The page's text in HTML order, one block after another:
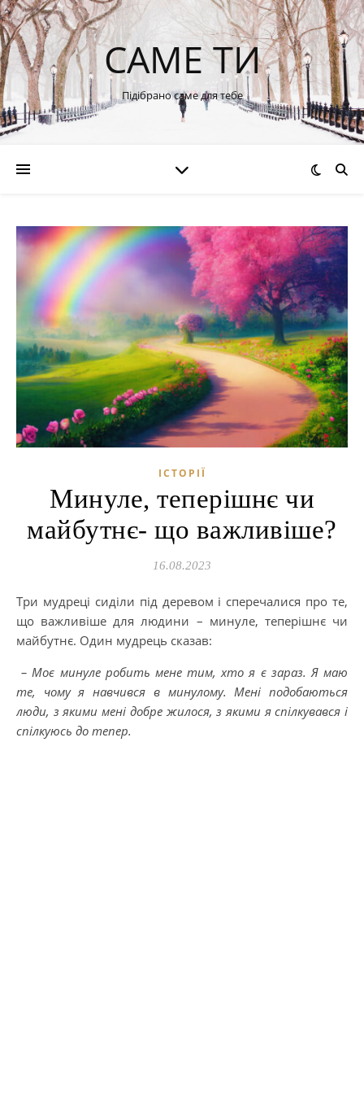
САМЕ ТИ
Підібрано саме для тебе
ІСТОРІЇ
Минуле, теперішнє чи
майбутнє- що важливіше?
16.08.2023
Три мудреці сиділи під деревом і сперечалися про те,
що важливіше для людини – минуле, теперішнє чи
майбутнє. Один мудрець сказав:
– Моє минуле робить мене тим, хто я є зараз. Я маю
те, чому я навчився в минулому. Мені подобаються
люди, з якими мені добре жилося, з якими я спілкувався і
спілкуюсь до тепер.